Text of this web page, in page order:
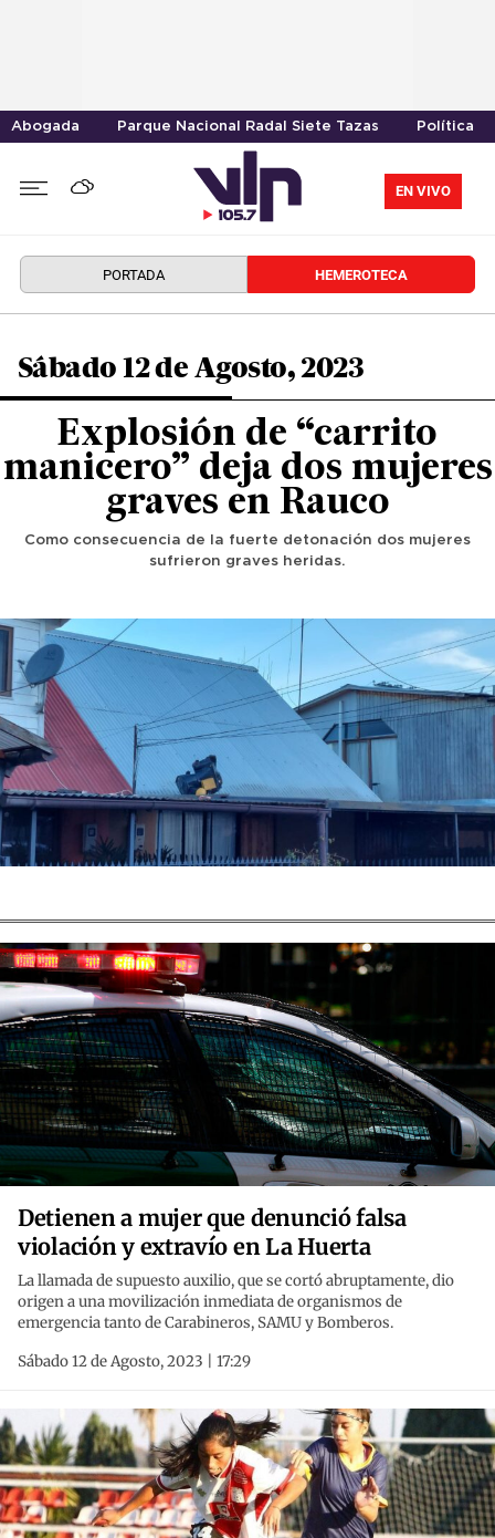
Abogada Parque Nacional Radal Siete Tazas Política
EN VIVO
PORTADA HEMEROTECA
Sábado 12 de Agosto, 2023
Explosión de “carrito
manicero” deja dos mujeres
graves en Rauco
Como consecuencia de la fuerte detonación dos mujeres
sufrieron graves heridas.
Detienen a mujer que denunció falsa
violación y extravío en La Huerta
La llamada de supuesto auxilio, que se cortó abruptamente, dio
origen a una movilización inmediata de organismos de
emergencia tanto de Carabineros, SAMU y Bomberos.
Sábado 12 de Agosto, 2023 | 17:29